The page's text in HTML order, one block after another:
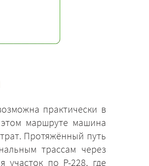
практически в
маршруте машина
Протяжённый путь
трассам через
участок по Р-228, где